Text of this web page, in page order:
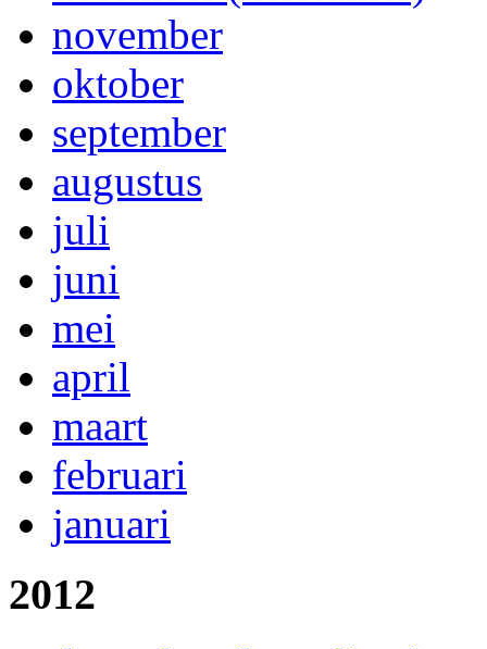
november
oktober
september
augustus
juli
juni
mei
april
maart
februari
januari
2012